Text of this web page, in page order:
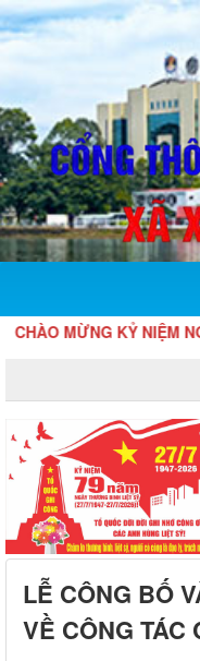
MỪNG KỶ NIỆM NGÀY
LỄ CÔNG BỐ
VỀ CÔNG TÁC